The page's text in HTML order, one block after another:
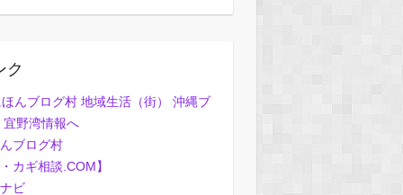
ク
ブログ村
カギ相談.COM】
ビ